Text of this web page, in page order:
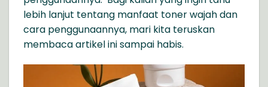
lebih lanjut tentang manfaat toner wajah dan
cara penggunaannya, mari kita teruskan
membaca artikel ini sampai habis.